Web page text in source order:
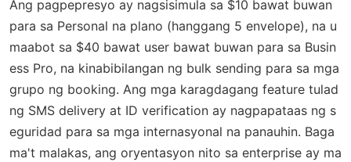
Ang pagpepresyo ay nagsisimula sa $10 bawat buwan
para sa Personal na plano (hanggang 5 envelope), na u
maabot sa $40 bawat user bawat buwan para sa Busin
ess Pro, na kinabibilangan ng bulk sending para sa mga
grupo ng booking. Ang mga karagdagang feature tulad
ng SMS delivery at ID verification ay nagpapataas ng s
eguridad para sa mga internasyonal na panauhin. Baga
ma't malakas, ang oryentasyon nito sa enterprise ay ma